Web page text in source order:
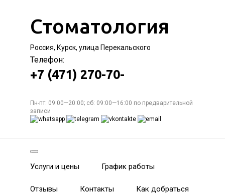
Стоматология
Россия, Курск, улица Перекальского
Телефон:
+7 (471) 270-70-
Пн-пт: 09:00—20:00; сб: 09:00—16:00 по предварительной
записи
Услуги и цены График работы
Отзывы Контакты Как добраться